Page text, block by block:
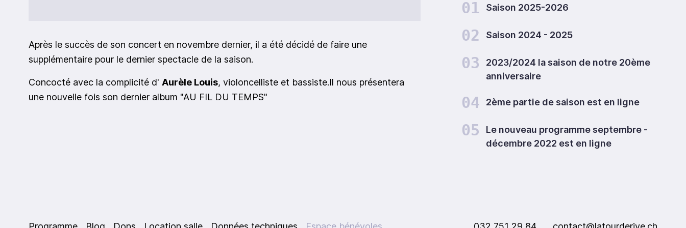
Après le succès de son concert en novembre dernier, il a été décidé de faire une
supplémentaire pour le dernier spectacle de la saison.
Concocté avec la complicité d' Aurèle Louis, violoncelliste et bassiste.Il nous présentera
une nouvelle fois son dernier album "AU FIL DU TEMPS"
01 Saison 2025-2026
02 Saison 2024 - 2025
03
2023/2024 la saison de notre 20ème
anniversaire
04 2ème partie de saison est en ligne
05
Le nouveau programme septembre -
décembre 2022 est en ligne